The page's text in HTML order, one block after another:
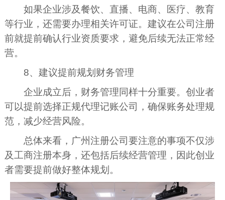
如果企业涉及餐饮、直播、电商、医疗、教育
等行业，还需要办理相关许可证。建议在公司注册
前就提前确认行业资质要求，避免后续无法正常经
营。
8、建议提前规划财务管理
企业成立后，财务管理同样十分重要。创业者
可以提前选择正规代理记账公司，确保账务处理规
范，减少经营风险。
总体来看，广州注册公司要注意的事项不仅涉
及工商注册本身，还包括后续经营管理，因此创业
者需要提前做好整体规划。